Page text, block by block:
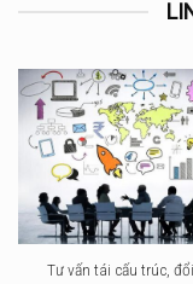
Tư vấn tái cấu trúc,